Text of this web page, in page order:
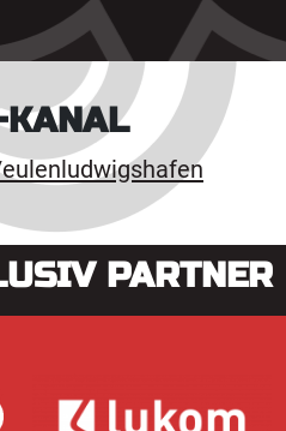
PARTNER